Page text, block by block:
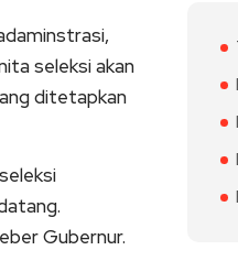
seleksi akan
ditetapkan
Gubernur.